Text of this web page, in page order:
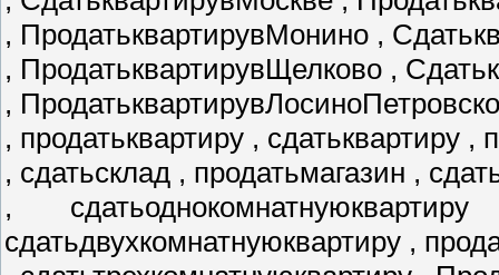
, ПродатьквартирувМонино ,
, ПродатьквартирувЩелково ,
,
, продатьквартиру , сдатьквартиру
, сдатьсклад , продатьмагазин ,
,
сдатьдвухкомнатнуюквартиру ,